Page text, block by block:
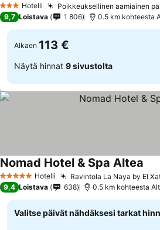
3 Tähtiluokitus
Hotelli Poikkeuksellinen aamiainen
9,7 Loistava 1 806 0.5 km kohteesta
Alkaen 113 €
Näytä hinnat 9 sivustolta
5 Tähtiluokitus
Hotelli Ravintola La Naya by El
Nomad Hotel & Spa Altea
9,4 Loistava 638 0.5 km kohteesta
Valitse päivät nähdäksesi tarkat